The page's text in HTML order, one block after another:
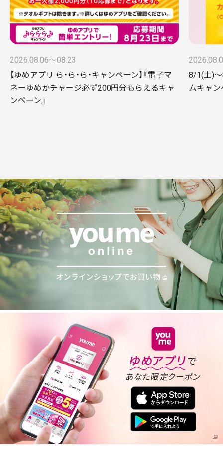
2026.08.06〜08.23
【ゆめアプリ ら・ら・ら・キャンペーン】『電子マ
ネーゆめかチャージ必ず200円分もらえるキャ
ンペーン』
8/1(土)
ムキャン